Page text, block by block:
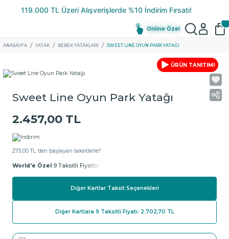
Online Özel
ANASAYFA YATAK BEBEK YATAKLARI SWEET LINE OYUN PARK YATAĞI
ÜRÜN TANITIMI
Sweet Line Oyun Park Yatağı
2.457,00 TL
273,00 TL ‘den başlayan taksitlerle!!
World'e Özel 9 Taksitli Fiyattır.
Diğer Kartlar Taksit Seçenekleri
Diğer Kartlara 9 Taksitli Fiyatı: 2.702,70 TL